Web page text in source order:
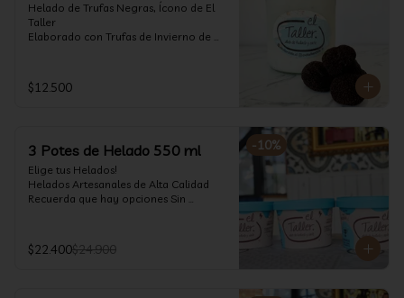
Helado de Trufas Negras, Ícono de El
Taller
Elaborado con Trufas de Invierno de
cremoso y con un delicado proceso
para obtener una experiencia
esta Edición es muy Limitada,
aproveche ya de vivir esta fantástica
experiencia!!
$12.500
-10%
3 Potes de Helado 550 ml
Elige tus Helados!
Helados Artesanales de Alta Calidad
Recuerda que hay opciones Sin
Diabéticos!
Algunos helados especiales tienen un
$22.400$24.900